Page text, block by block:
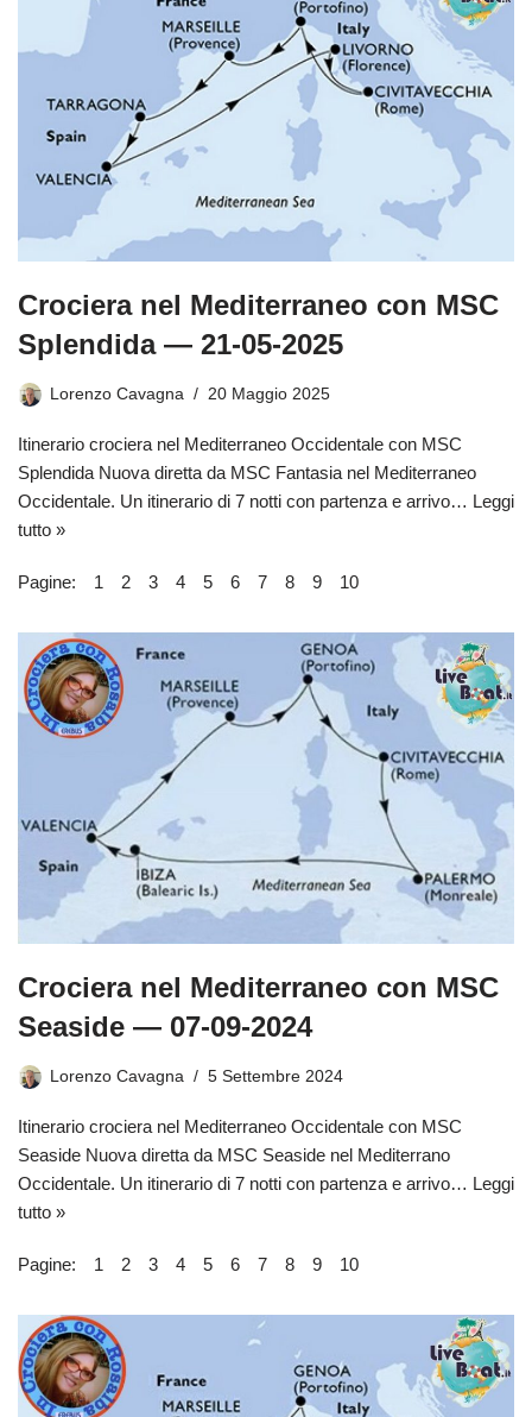
Crociera nel Mediterraneo con MSC
Splendida — 21-05-2025
Lorenzo Cavagna 20 Maggio 2025
Itinerario crociera nel Mediterraneo Occidentale con MSC
Splendida Nuova diretta da MSC Fantasia nel Mediterraneo
Occidentale. Un itinerario di 7 notti con partenza e arrivo… Leggi
tutto »
Pagine: 1 2 3 4 5 6 7 8 9 10
Crociera nel Mediterraneo con MSC
Seaside — 07-09-2024
Lorenzo Cavagna 5 Settembre 2024
Itinerario crociera nel Mediterraneo Occidentale con MSC
Seaside Nuova diretta da MSC Seaside nel Mediterrano
Occidentale. Un itinerario di 7 notti con partenza e arrivo… Leggi
tutto »
Pagine: 1 2 3 4 5 6 7 8 9 10